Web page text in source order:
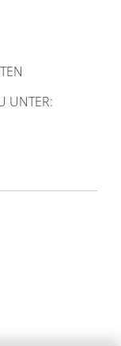
UNTER: